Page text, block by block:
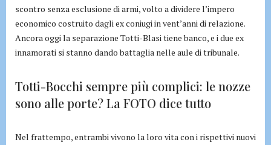
scontro senza esclusione di armi, volto a dividere l’impero
economico costruito dagli ex coniugi in vent’anni di relazione.
Ancora oggi la separazione Totti-Blasi tiene banco, e i due ex
innamorati si stanno dando battaglia nelle aule di tribunale.
Totti-Bocchi sempre più complici: le nozze
sono alle porte? La FOTO dice tutto
Nel frattempo, entrambi vivono la loro vita con i rispettivi nuovi